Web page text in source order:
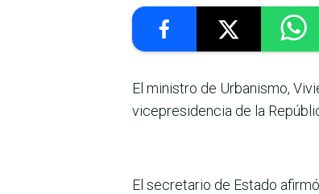
El ministro de Urbanismo,
vicepresidencia de la
El secretario de Estado